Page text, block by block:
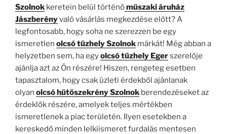
Szolnok keretein belül történőműszaki áruház
Jászberényvaló vásárlás megkezdése előtt? A
legfontosabb, hogy soha ne szerezzen be egy
ismeretlen olcsó tűzhely Szolnok márkát! Még abban a
helyzetben sem, ha egyolcsó tűzhely Egerszerelője
ajánlja azt az Ön részére! Hiszen, rengeteg esetben
tapasztalom, hogy csak üzleti érdekből ajánlanak
olyan olcsó hűtőszekrény Szolnok berendezéseket az
érdeklők részére, amelyek teljes mértékben
ismeretlenek a piac területén. Ilyen esetekben a
kereskedő minden lelkiismeret furdalás mentesen